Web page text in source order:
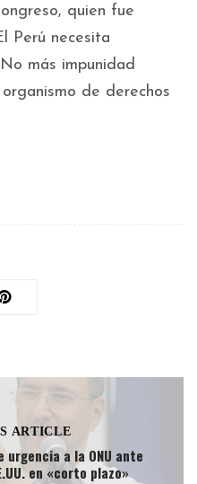
quien fue
Perú necesita
más impunidad
de derechos
ARTICLE
urgencia a la ONU ante
en «corto plazo»